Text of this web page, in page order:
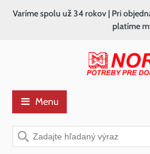
Vyhľadávanie
Varíme spolu už 34 rokov | Pri
platíme
Menu